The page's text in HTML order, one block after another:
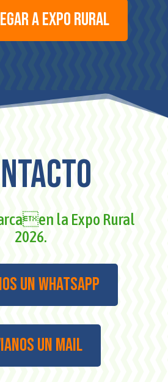
a expo rural
la Expo Rural
2026.
un whatsapp
un mail